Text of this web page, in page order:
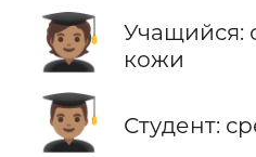
🧑🏽‍🎓
Учащийся:
кожи
👨🏽‍🎓 Студент: